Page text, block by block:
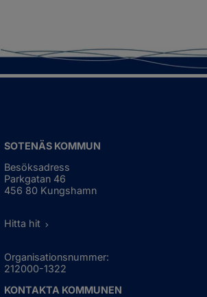
SOTENÄS KOMMUN
Besöksadress
Parkgatan 46
456 80 Kungshamn
Hitta hit
Organisationsnummer:
212000-1322
KONTAKTA KOMMUNEN